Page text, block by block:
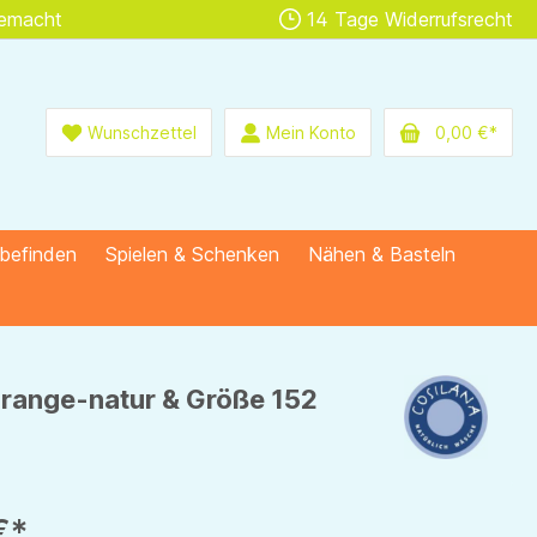
14 Tage Widerrufsrecht
Wunschzettel Mein Konto 0,00 €*
Spielen & Schenken Nähen & Basteln
natur & Größe 152